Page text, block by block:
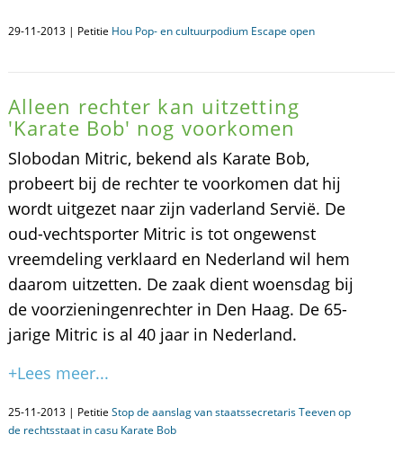
29-11-2013 | Petitie Hou Pop- en cultuurpodium Escape open
Alleen rechter kan uitzetting
'Karate Bob' nog voorkomen
Slobodan Mitric, bekend als Karate Bob,
probeert bij de rechter te voorkomen dat hij
wordt uitgezet naar zijn vaderland Servië. De
oud-vechtsporter Mitric is tot ongewenst
vreemdeling verklaard en Nederland wil hem
daarom uitzetten. De zaak dient woensdag bij
de voorzieningenrechter in Den Haag. De 65-
jarige Mitric is al 40 jaar in Nederland.
+Lees meer...
25-11-2013 | Petitie Stop de aanslag van staatssecretaris Teeven op
de rechtsstaat in casu Karate Bob